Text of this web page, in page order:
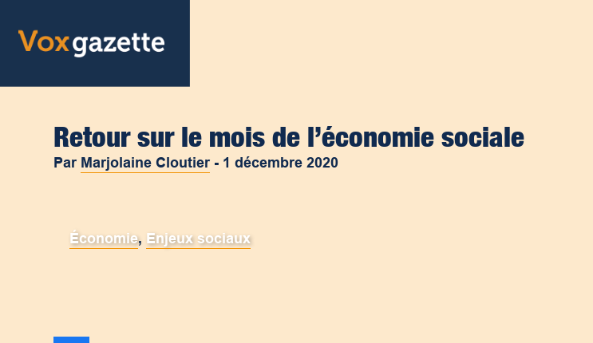
Retour sur le mois de l’économie sociale
Par Marjolaine Cloutier - 1 décembre 2020
Économie, Enjeux sociaux